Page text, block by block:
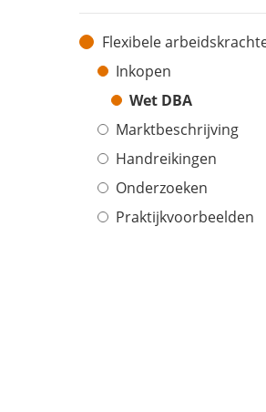
Flexibele
Inkopen
Wet DBA
Marktbeschrijving
Handreikingen
Onderzoeken
Praktijkvoorbeelden